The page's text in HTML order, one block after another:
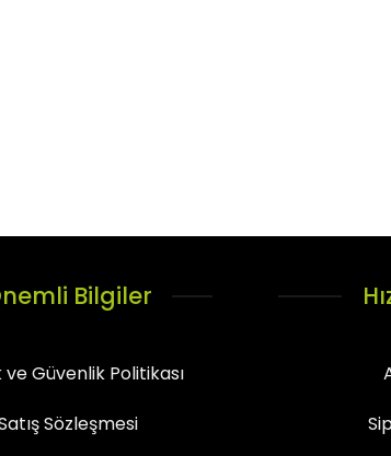
Bilgiler
ve Güvenlik Politikası
Sözleşmesi